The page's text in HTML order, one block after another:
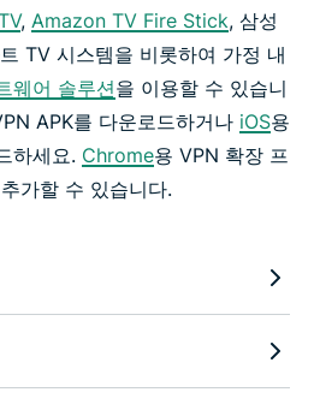
, Amazon TV Fire Stick, 삼성
TV 시스템을 비롯하여 가정 내
웨어 솔루션을 이용할 수 있습니
APK를 다운로드하거나 iOS용
하세요. Chrome용 VPN 확장 프
가할 수 있습니다.